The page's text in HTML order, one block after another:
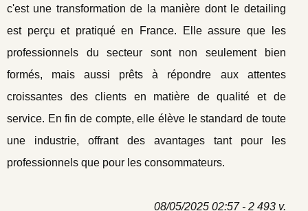
c'est une transformation de la manière dont le detailing
est perçu et pratiqué en France. Elle assure que les
professionnels du secteur sont non seulement bien
formés, mais aussi prêts à répondre aux attentes
croissantes des clients en matière de qualité et de
service. En fin de compte, elle élève le standard de toute
une industrie, offrant des avantages tant pour les
professionnels que pour les consommateurs.
08/05/2025 02:57 - 2 493 v.